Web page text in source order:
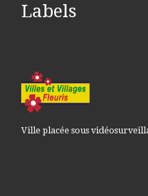
Labels
Ville placée sous